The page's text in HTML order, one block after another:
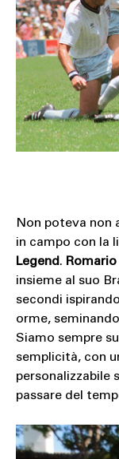
Non poteva non
in campo con la
Legend. Romario
insieme al suo
secondi
orme,
Siamo sempre
semplicità, con
personalizzabile
passare del